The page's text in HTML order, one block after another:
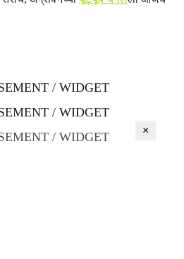
/ WIDGET
/ WIDGET
/ WIDGET
×